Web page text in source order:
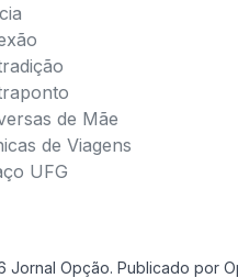
de Mãe
de Viagens
UFG
Jornal Opção. Publicado por